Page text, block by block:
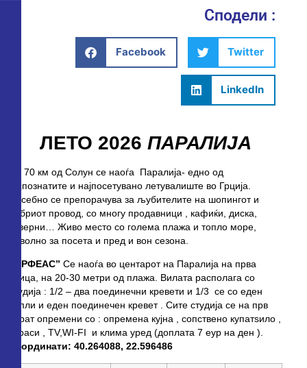
Сподели :
Facebook Twitter
LinkedIn
ЛЕТО 2026ПАРАЛИЈА
На 70 км од Солун се наоѓа Паралија- едно од
најпознатите и најпосетувано летувалиште во Грција.
Посебно се препорачува за љубителите на шопингот и
добриот провод, со многу продавници , кафиќи, диска,
таверни… Живо место со голема плажа и топло море,
поволно за посета и пред и вон сезона.
“ОРФЕАС”Се наоѓа во центарот на Паралија на прва
улица, на 20-30 метри од плажа. Вилата располага со
студија : 1/2 – два поединечни кревети и 1/3 се со еден
дупли и еден поединечен кревет . Сите студија се на прв
спрат опремени со : опремена кујна , сопствено купатѕило ,
тераси , TV,WI-FI и клима уред (доплата 7 еур на ден ).
Координати: 40.264088, 22.596486